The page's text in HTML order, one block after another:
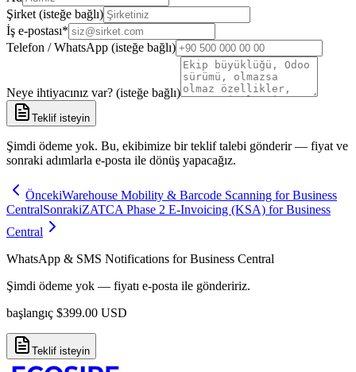
Şirket (isteğe bağlı)
İş e-postası*
Telefon / WhatsApp (isteğe bağlı)
Neye ihtiyacınız var? (isteğe bağlı)
Teklif isteyin
Şimdi ödeme yok. Bu, ekibimize bir teklif talebi gönderir — fiyat ve
sonraki adımlarla e-posta ile dönüş yapacağız.
ÖncekiWarehouse Mobility & Barcode Scanning for Business
CentralSonrakiZATCA Phase 2 E-Invoicing (KSA) for Business
Central
WhatsApp & SMS Notifications for Business Central
Şimdi ödeme yok — fiyatı e-posta ile göndeririz.
başlangıç $399.00 USD
Teklif isteyin